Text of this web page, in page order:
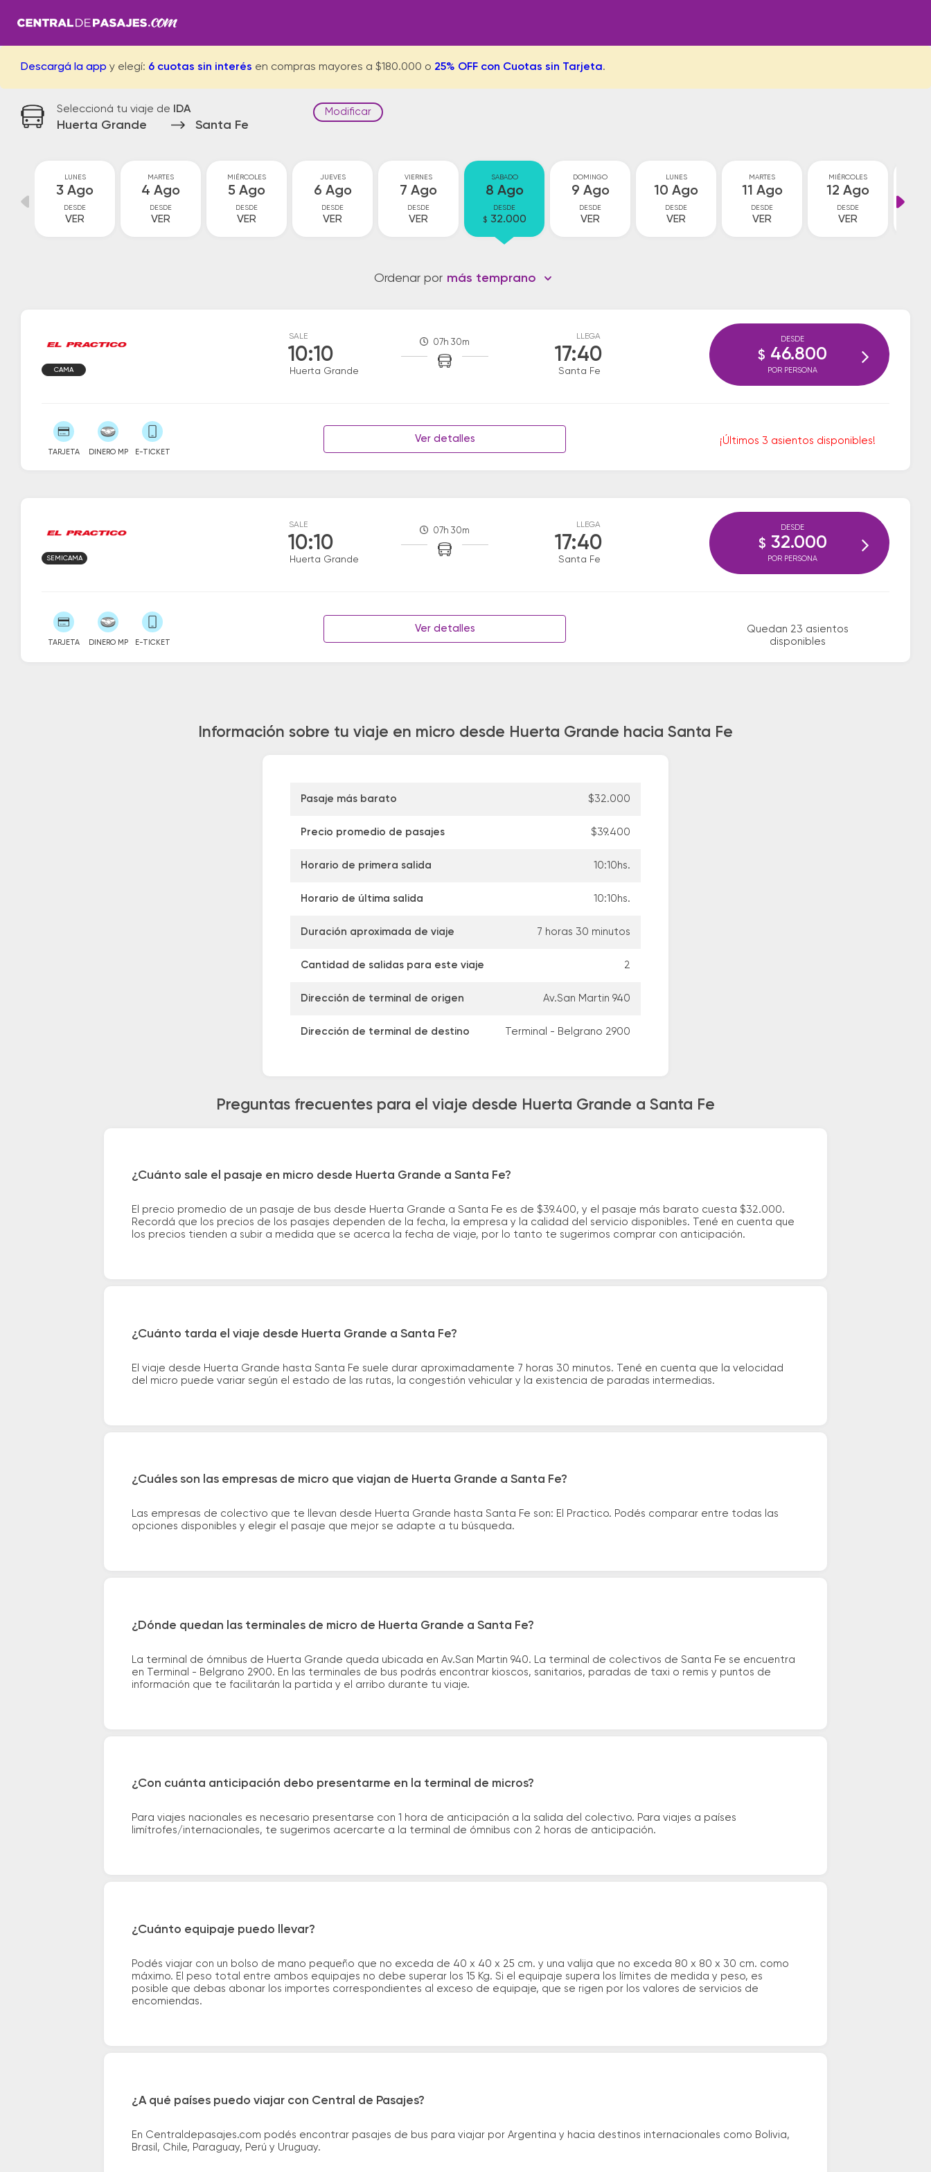
Descargá la app y elegí: 6 cuotas sin interés en compras mayores a $180.000 o 25% OFF con Cuotas sin Tarjeta.
Seleccioná tu viaje de IDA
Huerta Grande Santa Fe
Modificar
LUNES
3 Ago
DESDE
VER
MARTES
4 Ago
DESDE
VER
MIÉRCOLES
5 Ago
DESDE
VER
JUEVES
6 Ago
DESDE
VER
VIERNES
7 Ago
DESDE
VER
SABADO
8 Ago
DESDE
$ 32.000
DOMINGO
9 Ago
DESDE
VER
LUNES
10 Ago
DESDE
VER
MARTES
11 Ago
DESDE
VER
MIÉRCOLES
12 Ago
DESDE
VER
Ordenar por más temprano
SALE
10:10
Huerta Grande
07h 30m
LLEGA
17:40
Santa Fe
CAMA
TARJETA DINERO MP E-TICKET
Ver detalles ¡Últimos 3 asientos disponibles!
DESDE
$ 46.800
POR PERSONA
SALE
10:10
Huerta Grande
07h 30m
LLEGA
17:40
Santa Fe
SEMICAMA
TARJETA DINERO MP E-TICKET
Ver detalles
Quedan 23 asientos
disponibles
DESDE
$ 32.000
POR PERSONA
Información sobre tu viaje en micro desde Huerta Grande hacia Santa Fe
Pasaje más barato $32.000
Precio promedio de pasajes $39.400
Horario de primera salida 10:10hs.
Horario de última salida 10:10hs.
Duración aproximada de viaje 7 horas 30 minutos
Cantidad de salidas para este viaje 2
Dirección de terminal de origen Av.San Martin 940
Dirección de terminal de destino Terminal - Belgrano 2900
Preguntas frecuentes para el viaje desde Huerta Grande a Santa Fe
¿Cuánto sale el pasaje en micro desde Huerta Grande a Santa Fe?
El precio promedio de un pasaje de bus desde Huerta Grande a Santa Fe es de $39.400, y el pasaje más barato cuesta $32.000.
Recordá que los precios de los pasajes dependen de la fecha, la empresa y la calidad del servicio disponibles. Tené en cuenta que
los precios tienden a subir a medida que se acerca la fecha de viaje, por lo tanto te sugerimos comprar con anticipación.
¿Cuánto tarda el viaje desde Huerta Grande a Santa Fe?
El viaje desde Huerta Grande hasta Santa Fe suele durar aproximadamente 7 horas 30 minutos. Tené en cuenta que la velocidad
del micro puede variar según el estado de las rutas, la congestión vehicular y la existencia de paradas intermedias.
¿Cuáles son las empresas de micro que viajan de Huerta Grande a Santa Fe?
Las empresas de colectivo que te llevan desde Huerta Grande hasta Santa Fe son: El Practico. Podés comparar entre todas las
opciones disponibles y elegir el pasaje que mejor se adapte a tu búsqueda.
¿Dónde quedan las terminales de micro de Huerta Grande a Santa Fe?
La terminal de ómnibus de Huerta Grande queda ubicada en Av.San Martin 940. La terminal de colectivos de Santa Fe se encuentra
en Terminal - Belgrano 2900. En las terminales de bus podrás encontrar kioscos, sanitarios, paradas de taxi o remis y puntos de
información que te facilitarán la partida y el arribo durante tu viaje.
¿Con cuánta anticipación debo presentarme en la terminal de micros?
Para viajes nacionales es necesario presentarse con 1 hora de anticipación a la salida del colectivo. Para viajes a países
limítrofes/internacionales, te sugerimos acercarte a la terminal de ómnibus con 2 horas de anticipación.
¿Cuánto equipaje puedo llevar?
Podés viajar con un bolso de mano pequeño que no exceda de 40 x 40 x 25 cm. y una valija que no exceda 80 x 80 x 30 cm. como
máximo. El peso total entre ambos equipajes no debe superar los 15 Kg. Si el equipaje supera los límites de medida y peso, es
posible que debas abonar los importes correspondientes al exceso de equipaje, que se rigen por los valores de servicios de
encomiendas.
¿A qué países puedo viajar con Central de Pasajes?
En Centraldepasajes.com podés encontrar pasajes de bus para viajar por Argentina y hacia destinos internacionales como Bolivia,
Brasil, Chile, Paraguay, Perú y Uruguay.